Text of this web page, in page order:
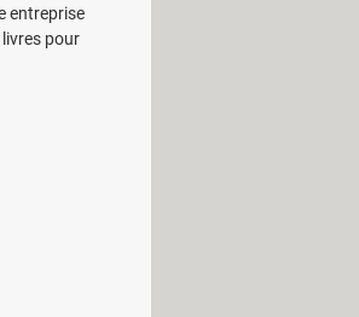
l'accès
de
entreprise
pour